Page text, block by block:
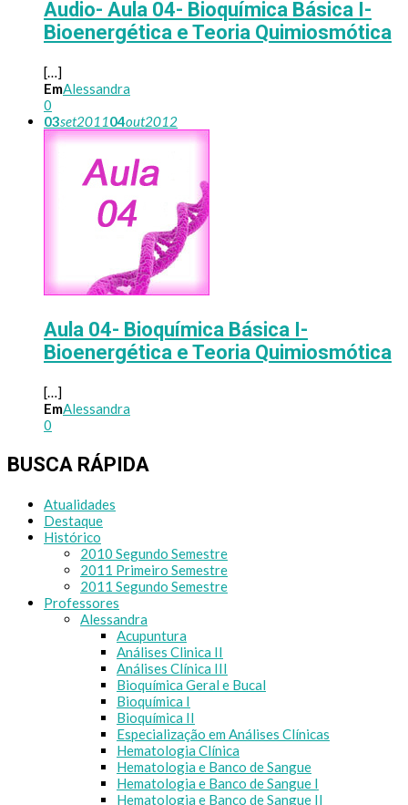
Audio- Aula 04- Bioquímica Básica I-
Bioenergética e Teoria Quimiosmótica
[…]
EmAlessandra
0
03set201104out2012
Aula 04- Bioquímica Básica I-
Bioenergética e Teoria Quimiosmótica
[…]
EmAlessandra
0
BUSCA RÁPIDA
Atualidades
Destaque
Histórico
2010 Segundo Semestre
2011 Primeiro Semestre
2011 Segundo Semestre
Professores
Alessandra
Acupuntura
Análises Clinica II
Análises Clínica III
Bioquímica Geral e Bucal
Bioquímica I
Bioquímica II
Especialização em Análises Clínicas
Hematologia Clínica
Hematologia e Banco de Sangue
Hematologia e Banco de Sangue I
Hematologia e Banco de Sangue II